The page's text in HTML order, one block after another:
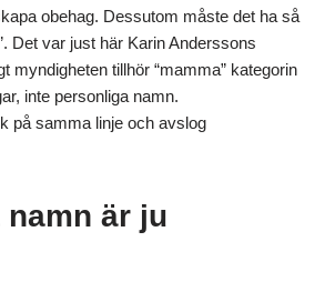
obehag. Dessutom måste det ha så
Det var just här Karin Anderssons
myndigheten tillhör “mamma” kategorin
inte personliga namn.
på samma linje och avslog
är ju